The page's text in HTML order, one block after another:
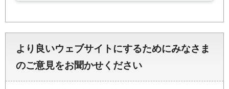
より良いウェブサイトにするためにみなさま
のご意見をお聞かせください